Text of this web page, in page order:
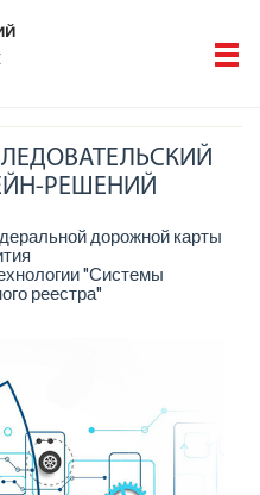
РЕШЕНИЙ
дорожной карты
"Системы
реестра"